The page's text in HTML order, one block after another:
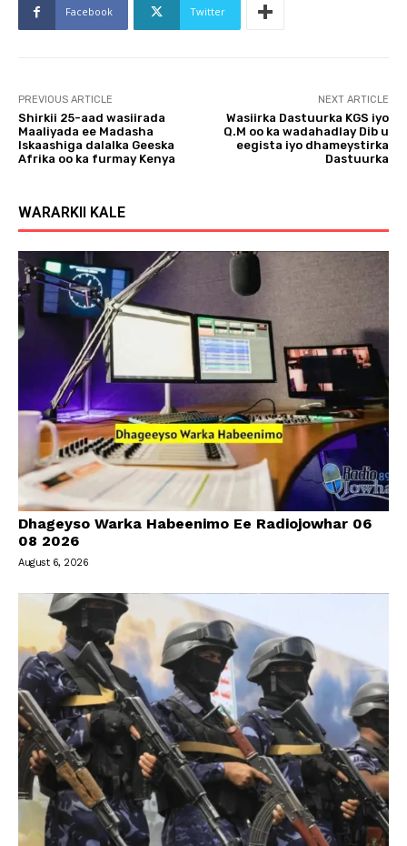
Facebook Twitter
PREVIOUS ARTICLE
Shirkii 25-aad wasiirada
Maaliyada ee Madasha
Iskaashiga dalalka Geeska
Afrika oo ka furmay Kenya
NEXT ARTICLE
Wasiirka Dastuurka KGS iyo
Q.M oo ka wadahadlay Dib u
eegista iyo dhameystirka
Dastuurka
WARARKII KALE
Dhageyso Warka Habeenimo Ee Radiojowhar 06
08 2026
August 6, 2026